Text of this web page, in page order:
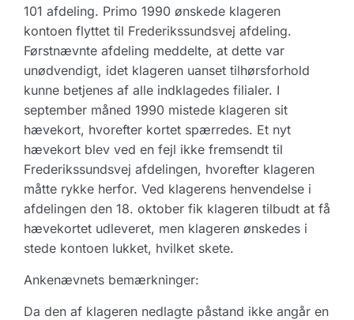
101 afdeling. Primo 1990 ønskede klageren
kontoen flyttet til Frederikssundsvej afdeling.
Førstnævnte afdeling meddelte, at dette var
unødvendigt, idet klageren uanset tilhørsforhold
kunne betjenes af alle indklagedes filialer. I
september måned 1990 mistede klageren sit
hævekort, hvorefter kortet spærredes. Et nyt
hævekort blev ved en fejl ikke fremsendt til
Frederikssundsvej afdelingen, hvorefter klageren
måtte rykke herfor. Ved klagerens henvendelse i
afdelingen den 18. oktober fik klageren tilbudt at få
hævekortet udleveret, men klageren ønskedes i
stede kontoen lukket, hvilket skete.
Ankenævnets bemærkninger:
Da den af klageren nedlagte påstand ikke angår en